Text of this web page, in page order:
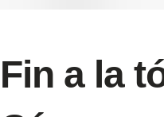
Fin a la